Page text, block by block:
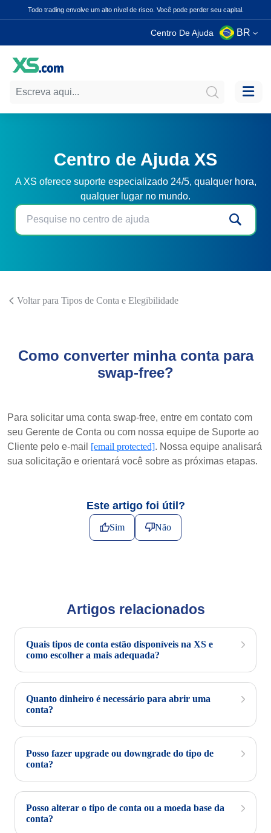
Todo trading envolve um alto nível de risco. Você pode perder seu capital.
Centro De Ajuda BR
Centro de Ajuda XS
A XS oferece suporte especializado 24/5, qualquer hora,
qualquer lugar no mundo.
Voltar para Tipos de Conta e Elegibilidade
Como converter minha conta para
swap-free?
Para solicitar uma conta swap-free, entre em contato com
seu Gerente de Conta ou com nossa equipe de Suporte ao
Cliente pelo e-mail [email protected]. Nossa equipe analisará
sua solicitação e orientará você sobre as próximas etapas.
Este artigo foi útil?
Sim Não
Artigos relacionados
Quais tipos de conta estão disponíveis na XS e
como escolher a mais adequada?
Quanto dinheiro é necessário para abrir uma
conta?
Posso fazer upgrade ou downgrade do tipo de
conta?
Posso alterar o tipo de conta ou a moeda base da
conta?